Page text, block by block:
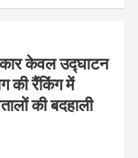
केवल उद्घाटन
की रैंकिंग में
की बदहाली